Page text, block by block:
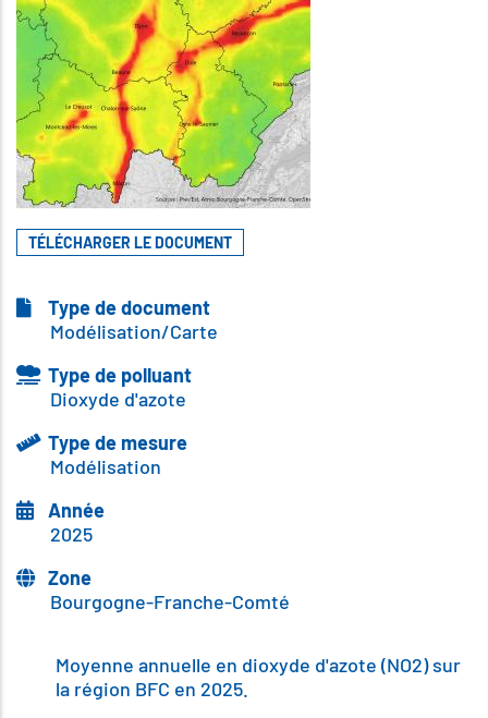
TÉLÉCHARGER LE DOCUMENT
Type de document
Modélisation/Carte
Type de polluant
Dioxyde d'azote
Type de mesure
Modélisation
Année
2025
Zone
Bourgogne-Franche-Comté
Body
Moyenne annuelle en dioxyde d'azote (NO2) sur
la région BFC en 2025.